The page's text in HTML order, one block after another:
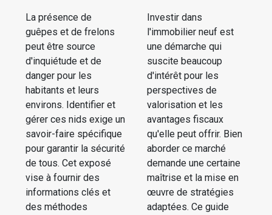
La présence de
guêpes et de frelons
peut être source
d'inquiétude et de
danger pour les
habitants et leurs
environs. Identifier et
gérer ces nids exige un
savoir-faire spécifique
pour garantir la sécurité
de tous. Cet exposé
vise à fournir des
informations clés et
des méthodes
Investir dans
l'immobilier neuf est
une démarche qui
suscite beaucoup
d'intérêt pour les
perspectives de
valorisation et les
avantages fiscaux
qu'elle peut offrir. Bien
aborder ce marché
demande une certaine
maîtrise et la mise en
œuvre de stratégies
adaptées. Ce guide